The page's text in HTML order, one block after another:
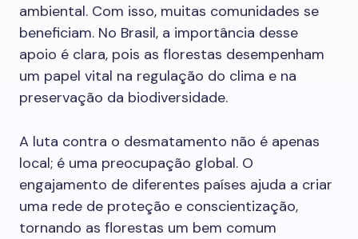
ambiental. Com isso, muitas comunidades se
beneficiam. No Brasil, a importância desse
apoio é clara, pois as florestas desempenham
um papel vital na regulação do clima e na
preservação da biodiversidade.
A luta contra o desmatamento não é apenas
local; é uma preocupação global. O
engajamento de diferentes países ajuda a criar
uma rede de proteção e conscientização,
tornando as florestas um bem comum